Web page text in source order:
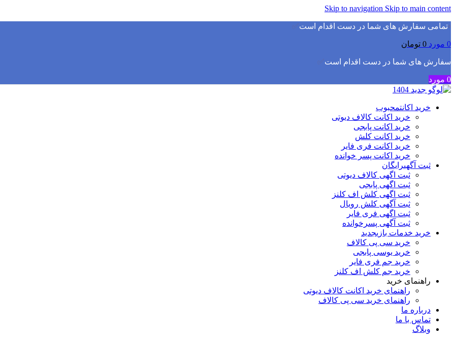
Skip to navigation Skip to main content
▫️تمامی سفارش های شما در دست اقدام است✅
0 مورد 0 تومان
سفارش های شما در دست اقدام است✅
0 مورد
خرید اکانتمحبوب
خرید اکانت کالاف دیوتی
خرید اکانت پابجی
خرید اکانت کلش
خرید اکانت فری فایر
خرید اکانت پسر خوانده
ثبت آگهیرایگان
ثبت اگهی کالاف دیوتی
ثبت اگهی پابجی
ثبت اگهی کلش اف کلنز
ثبت آگهی کلش رویال
ثبت اگهی فری فایر
ثبت آگهی پسرخوانده
خرید خدمات بازیجدید
خرید سی پی کالاف
خرید یوسی پابجی
خرید جم فری فایر
خرید جم کلش اف کلنز
راهنمای خرید
راهنمای خرید اکانت کالاف دیوتی
راهنمای خرید سی پی کالاف
درباره ما
تماس با ما
وبلاگ